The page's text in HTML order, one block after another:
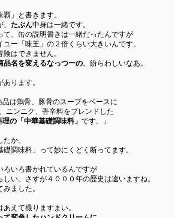
」と書きます。
たぶん中身は一緒です。
て、缶の説明書きは一緒だったんですが
ー「味王」の２倍くらい大きいんです。
はできません。
品名を変えるなっつーの。紛らわしいなあ。
ります。
品は鶏骨、豚骨のスープをベースに
ニンニク、香辛料をブレンドした
理の「中華基礎調味料」 です。」
か。
調味料」って妙にくどく断ってます。
ろいろ書かれているんですが
い。さすが４０００年の歴史は違いますね。
ました。
えて撮りますまい。